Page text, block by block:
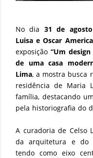
No dia 31 de
Luisa e Oscar
exposição “Um
de uma casa
Lima, a mostra busca
residência de Maria
família, destacando
pela historiografia do
A curadoria de Celso
da arquitetura e do
tendo como eixo